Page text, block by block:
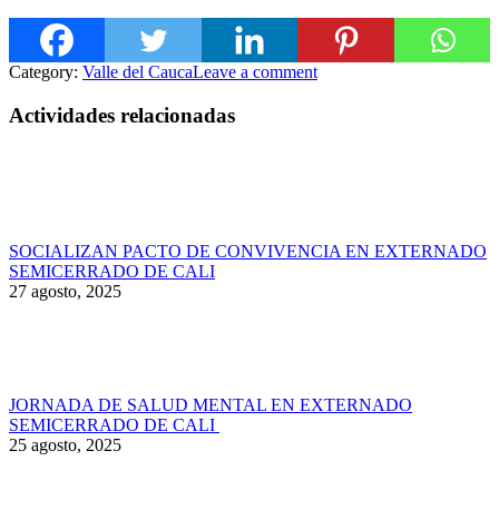
Category: Valle del CaucaLeave a comment
Actividades relacionadas
SOCIALIZAN PACTO DE CONVIVENCIA EN EXTERNADO
SEMICERRADO DE CALI
27 agosto, 2025
JORNADA DE SALUD MENTAL EN EXTERNADO
SEMICERRADO DE CALI
25 agosto, 2025